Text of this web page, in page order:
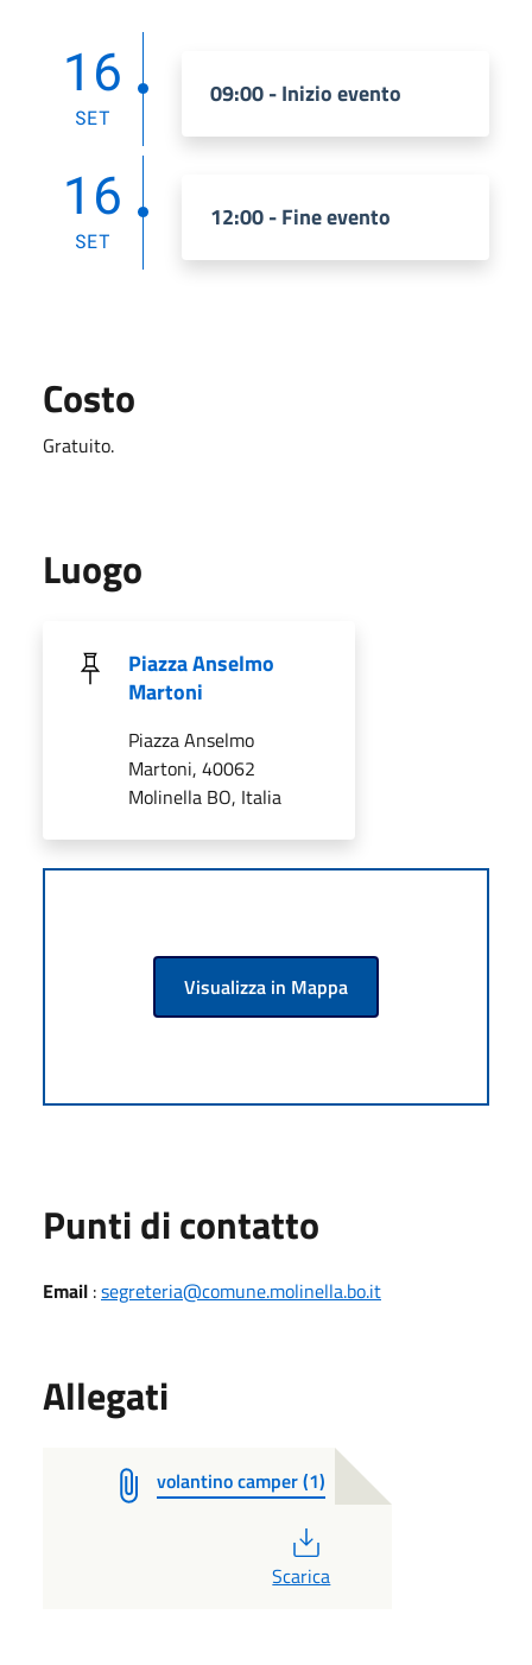
16
SET
09:00 - Inizio evento
16
SET
12:00 - Fine evento
Costo
Gratuito.
Luogo
Piazza Anselmo
Martoni
Piazza Anselmo
Martoni, 40062
Molinella BO, Italia
Visualizza in Mappa
Punti di contatto
Email :segreteria@comune.molinella.bo.it
Allegati
volantino camper (1)
Scarica